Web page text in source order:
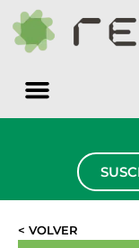
< VOLVER